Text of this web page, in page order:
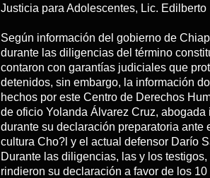
Justicia para Adolescentes, Lic.
Según información del gobierno de
durante las diligencias del término
contaron con garantías judiciales que
detenidos, sin embargo, la información
hechos por este Centro de Derechos
de oficio Yolanda Álvarez Cruz,
durante su declaración preparatoria ante
cultura Cho?l y el actual defensor Darío
Durante las diligencias, las y los
rindieron su declaración a favor de los